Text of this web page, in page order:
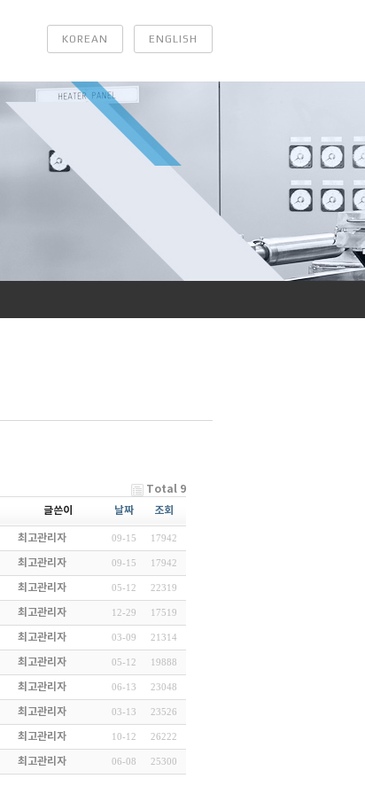
KOREAN ENGLISH
Total 9
글쓴이 날짜 조회
최고관리자 09-15 17942
최고관리자 09-15 17942
최고관리자 05-12 22319
최고관리자 12-29 17519
최고관리자 03-09 21314
최고관리자 05-12 19888
최고관리자 06-13 23048
최고관리자 03-13 23526
최고관리자 10-12 26222
최고관리자 06-08 25300